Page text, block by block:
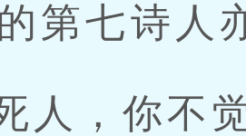
第七诗人
，你不